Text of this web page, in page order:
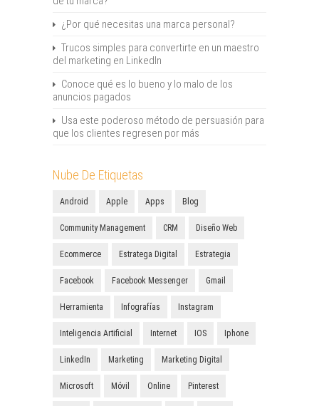
¿Por qué necesitas una marca personal?
Trucos simples para convertirte en un maestro
del marketing en LinkedIn
Conoce qué es lo bueno y lo malo de los
anuncios pagados
Usa este poderoso método de persuasión para
que los clientes regresen por más
Nube De Etiquetas
Android Apple Apps Blog
Community Management CRM Diseño Web
Ecommerce Estratega Digital Estrategia
Facebook Facebook Messenger Gmail
Herramienta Infografías Instagram
Inteligencia Artificial Internet IOS Iphone
LinkedIn Marketing Marketing Digital
Microsoft Móvil Online Pinterest